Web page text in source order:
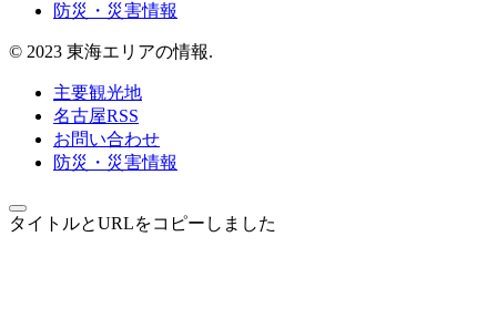
防災・災害情報
© 2023 東海エリアの情報.
主要観光地
名古屋RSS
お問い合わせ
防災・災害情報
タイトルとURLをコピーしました